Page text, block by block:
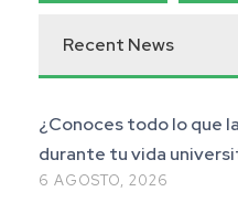
Recent News
¿Conoces todo lo que
durante tu vida
6 AGOSTO, 2026